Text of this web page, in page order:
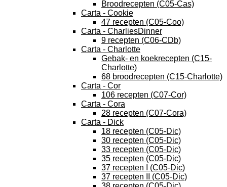
Broodrecepten (C05-Cas)
Carta - Cookie
47 recepten (C05-Coo)
Carta - CharliesDinner
9 recepten (C06-CDb)
Carta - Charlotte
Gebak- en koekrecepten (C15-
Charlotte)
68 broodrecepten (C15-Charlotte)
Carta - Cor
106 recepten (C07-Cor)
Carta - Cora
28 recepten (C07-Cora)
Carta - Dick
18 recepten (C05-Dic)
30 recepten (C05-Dic)
33 recepten (C05-Dic)
35 recepten (C05-Dic)
37 recepten I (C05-Dic)
37 recepten II (C05-Dic)